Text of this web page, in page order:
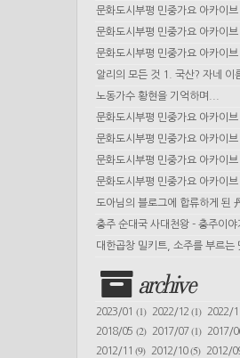
문화도시부평 민중가요 아카이
문화도시부평 민중가요 아카이
문화도시부평 민중가요 아카이
알리의 모든 것 1. 국산? 자네 이
노동가수 황현을 기억하며...
문화도시부평 민중가요 아카이
문화도시부평 민중가요 아카이
문화도시부평 민중가요 아카이
문화도시부평 민중가요 아카이
도아님의 블로그에 합류하게 된
충주 순대국 사대천왕 - 충주이
대한곱창 밀키트, 소주를 부르는
archive
2023/01 (1) 2022/12(1) 2022/
2018/05 (2) 2017/07(1) 2017/
2012/11(9) 2012/10(5) 2012/